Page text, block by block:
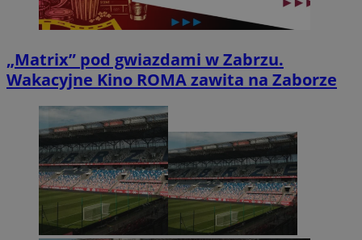
„Matrix” pod gwiazdami w Zabrzu.
Wakacyjne Kino ROMA zawita na Zaborze